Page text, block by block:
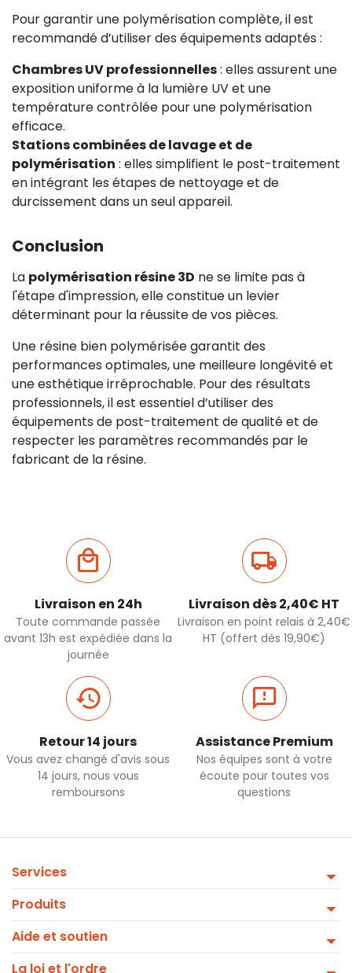
Pour garantir une polymérisation complète, il est
recommandé d’utiliser des équipements adaptés :
Chambres UV professionnelles: elles assurent une
exposition uniforme à la lumière UV et une
température contrôlée pour une polymérisation
efficace.
Stations combinées de lavage et de
polymérisation : elles simplifient le post-traitement
en intégrant les étapes de nettoyage et de
durcissement dans un seul appareil.
Conclusion
La polymérisation résine 3D ne se limite pas à
l'étape d'impression, elle constitue un levier
déterminant pour la réussite de vos pièces.
Une résine bien polymérisée garantit des
performances optimales, une meilleure longévité et
une esthétique irréprochable. Pour des résultats
professionnels, il est essentiel d’utiliser des
équipements de post-traitement de qualité et de
respecter les paramètres recommandés par le
fabricant de la résine.
Livraison en 24h
Toute commande passée
avant 13h est expédiée dans la
journée
Livraison dès 2,40€ HT
Livraison en point relais à 2,40€
HT (offert dès 19,90€)
Retour 14 jours
Vous avez changé d'avis sous
14 jours, nous vous
remboursons
Assistance Premium
Nos équipes sont à votre
écoute pour toutes vos
questions
Services
Produits
Aide et soutien
La loi et l'ordre